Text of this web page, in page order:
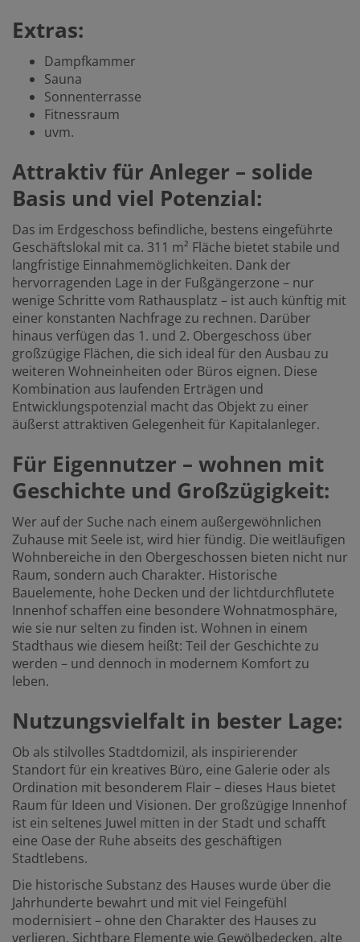
Extras:
Dampfkammer
Sauna
Sonnenterrasse
Fitnessraum
uvm.
Attraktiv für Anleger – solide
Basis und viel Potenzial:
Das im Erdgeschoss befindliche, bestens eingeführte
Geschäftslokal mit ca. 311 m² Fläche bietet stabile und
langfristige Einnahmemöglichkeiten. Dank der
hervorragenden Lage in der Fußgängerzone – nur
wenige Schritte vom Rathausplatz – ist auch künftig mit
einer konstanten Nachfrage zu rechnen. Darüber
hinaus verfügen das 1. und 2. Obergeschoss über
großzügige Flächen, die sich ideal für den Ausbau zu
weiteren Wohneinheiten oder Büros eignen. Diese
Kombination aus laufenden Erträgen und
Entwicklungspotenzial macht das Objekt zu einer
äußerst attraktiven Gelegenheit für Kapitalanleger.
Für Eigennutzer – wohnen mit
Geschichte und Großzügigkeit:
Wer auf der Suche nach einem außergewöhnlichen
Zuhause mit Seele ist, wird hier fündig. Die weitläufigen
Wohnbereiche in den Obergeschossen bieten nicht nur
Raum, sondern auch Charakter. Historische
Bauelemente, hohe Decken und der lichtdurchflutete
Innenhof schaffen eine besondere Wohnatmosphäre,
wie sie nur selten zu finden ist. Wohnen in einem
Stadthaus wie diesem heißt: Teil der Geschichte zu
werden – und dennoch in modernem Komfort zu
leben.
Nutzungsvielfalt in bester Lage:
Ob als stilvolles Stadtdomizil, als inspirierender
Standort für ein kreatives Büro, eine Galerie oder als
Ordination mit besonderem Flair – dieses Haus bietet
Raum für Ideen und Visionen. Der großzügige Innenhof
ist ein seltenes Juwel mitten in der Stadt und schafft
eine Oase der Ruhe abseits des geschäftigen
Stadtlebens.
Die historische Substanz des Hauses wurde über die
Jahrhunderte bewahrt und mit viel Feingefühl
modernisiert – ohne den Charakter des Hauses zu
verlieren. Sichtbare Elemente wie Gewölbedecken, alte